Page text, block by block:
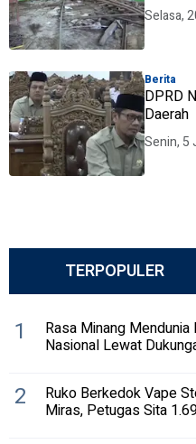
Selasa,
Berita
DPRD
Daerah
Senin, 5
TERPOPULER
1 Rasa Minang
Nasional Lewat
2 Ruko Berkedok Vape
Miras, Petugas Sita